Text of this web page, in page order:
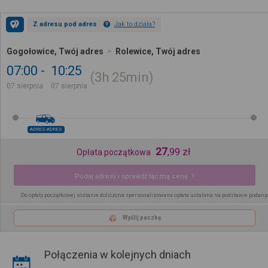
Z adresu pod adres Jak to działa?
Gogołowice, Twój adres Rolewice, Twój adres
07:00
07 sierpnia
10:25
07 sierpnia
3h 25min
ADRES-ADRES
Opłata początkowa 27,99 zł
Podaj adresy i sprawdź łączną cenę
Do opłaty początkowej zostanie doliczona spersonalizowana opłata ustalana na podstawie
Wyślij paczkę
Połączenia w kolejnych dniach